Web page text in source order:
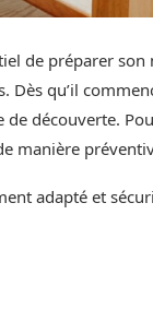
de préparer
qu’il
découverte.
manière
adapté et